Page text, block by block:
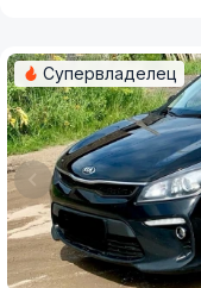
Супервладелец